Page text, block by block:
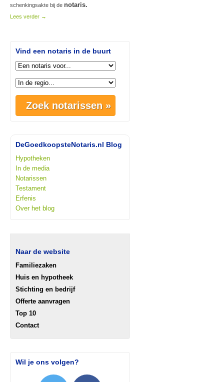
schenkingsakte bij de notaris.
Lees verder →
Vind een notaris in de buurt
DeGoedkoopsteNotaris.nl Blog
Hypotheken
In de media
Notarissen
Testament
Erfenis
Over het blog
Naar de website
Familiezaken
Huis en hypotheek
Stichting en bedrijf
Offerte aanvragen
Top 10
Contact
Wil je ons volgen?